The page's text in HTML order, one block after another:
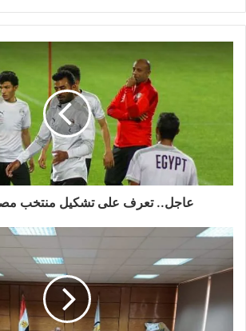
عاجل.. تعرف على تشكيل منتخب مصر